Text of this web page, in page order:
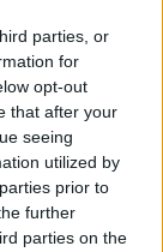
parties, or
for
opt-out
that after your
seeing
utilized by
prior to
further
parties on the
με μυθικό